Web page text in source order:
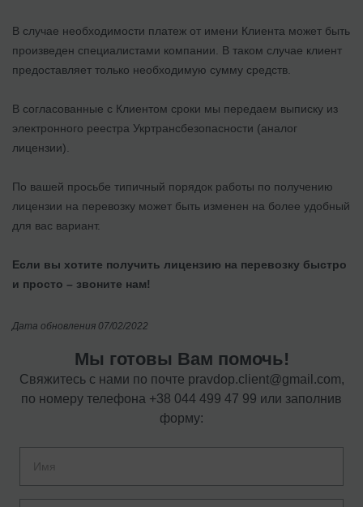
В случае необходимости платеж от имени Клиента может быть
произведен специалистами компании. В таком случае клиент
предоставляет только необходимую сумму средств.
В согласованные с Клиентом сроки мы передаем выписку из
электронного реестра Укртрансбезопасности (аналог
лицензии).
По вашей просьбе типичный порядок работы по получению
лицензии на перевозку может быть изменен на более удобный
для вас вариант.
Если вы хотите получить лицензию на перевозку быстро
и просто – звоните нам!
Дата обновления 07/02/2022
Мы готовы Вам помочь!
Свяжитесь с нами по почте pravdop.client@gmail.com,
по номеру телефона +38 044 499 47 99 или заполнив
форму: